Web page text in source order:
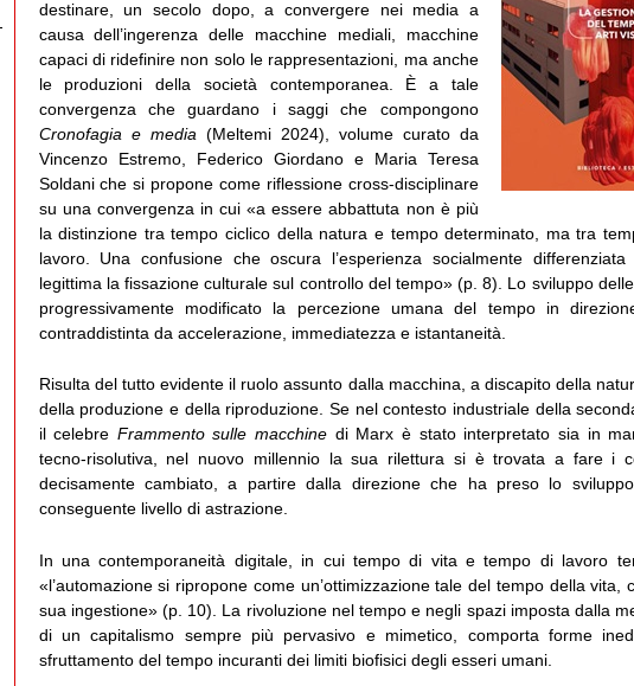
destinare, un secolo dopo, a convergere nei media a
causa dell’ingerenza delle macchine mediali, macchine
capaci di ridefinire non solo le rappresentazioni, ma anche
le produzioni della società contemporanea. È a tale
convergenza che guardano i saggi che compongono
Cronofagia e media (Meltemi 2024), volume curato da
Vincenzo Estremo, Federico Giordano e Maria Teresa
Soldani che si propone come riflessione cross-disciplinare
su una convergenza in cui «a essere abbattuta non è più
la distinzione tra tempo ciclico della natura e tempo determinato, ma tra
lavoro. Una confusione che oscura l’esperienza socialmente
legittima la fissazione culturale sul controllo del tempo» (p. 8). Lo sviluppo
progressivamente modificato la percezione umana del tempo in
contraddistinta da accelerazione, immediatezza e istantaneità.
Risulta del tutto evidente il ruolo assunto dalla macchina, a discapito della
della produzione e della riproduzione. Se nel contesto industriale della
il celebre Frammento sulle macchine di Marx è stato interpretato sia in
tecno-risolutiva, nel nuovo millennio la sua rilettura si è trovata a fare i
decisamente cambiato, a partire dalla direzione che ha preso lo
conseguente livello di astrazione.
In una contemporaneità digitale, in cui tempo di vita e tempo di lavoro
«l’automazione si ripropone come un’ottimizzazione tale del tempo della vita,
sua ingestione» (p. 10). La rivoluzione nel tempo e negli spazi imposta dalla
di un capitalismo sempre più pervasivo e mimetico, comporta forme
sfruttamento del tempo incuranti dei limiti biofisici degli esseri umani.